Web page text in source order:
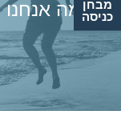
מה מבחן
כניסה